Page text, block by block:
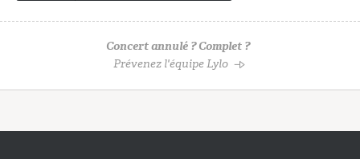
Concert annulé ? Complet ?
Prévenez l'équipe Lylo